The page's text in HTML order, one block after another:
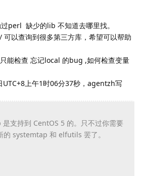
perl 缺少的lib 不知道去哪里找。
以查询到很多第三方库，希望可以帮助
只能检查 忘记local 的bug ,如何检查变量
上午1时06分37秒，agentzh写
支持到 CentOS 5 的。只不过你需要
的 systemtap 和 elfutils 罢了。